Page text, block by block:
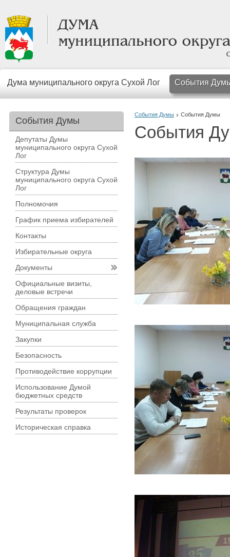
Дума муниципального округа Сухой Лог События
События Думы События Думы
События
События Думы
Депутаты Думы
муниципального округа Сухой
Лог
Структура Думы
муниципального округа Сухой
Лог
Полномочия
График приема избирателей
Контакты
Избирательные округа
Документы
Официальные визиты,
деловые встречи
Обращения граждан
Муниципальная служба
Закупки
Безопасность
Противодействие коррупции
Использование Думой
бюджетных средств
Результаты проверок
Историческая справка